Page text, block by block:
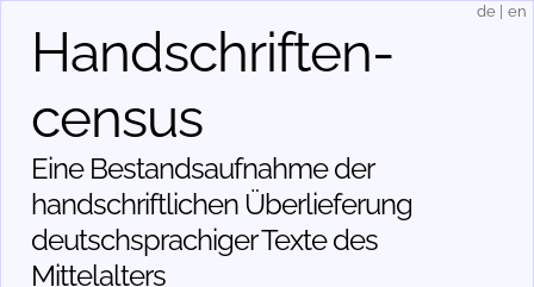
Handschriften­
census
Eine Bestandsaufnahme der
handschriftlichen Über­lieferung
deutschsprachiger Texte des
Mittelalters
de en